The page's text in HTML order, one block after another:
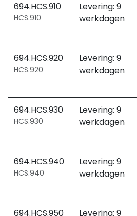
694.HCS.910
HCS.910
Levering: 9
werkdagen
694.HCS.920
HCS.920
Levering: 9
werkdagen
694.HCS.930
HCS.930
Levering: 9
werkdagen
694.HCS.940
HCS.940
Levering: 9
werkdagen
694.HCS.950
Levering: 9